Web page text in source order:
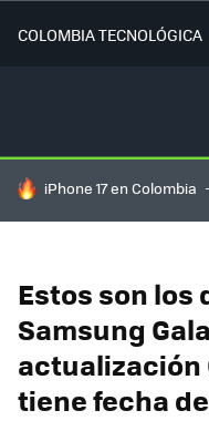
COLOMBIA TECNOLÓGICA
HOY SE HABLA DE
iPhone 17 en Colombia
Estos son los
Samsung
actualización
tiene fecha